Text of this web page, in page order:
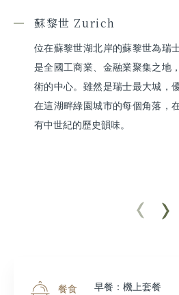
蘇黎世 Zurich
位在蘇黎世湖北岸的蘇黎世為瑞
是全國工商業、金融業聚集之地
術的中心。雖然是瑞士最大城，
在這湖畔綠園城市的每個角落，
有中世紀的歷史韻味。
餐食
早餐：機上套餐